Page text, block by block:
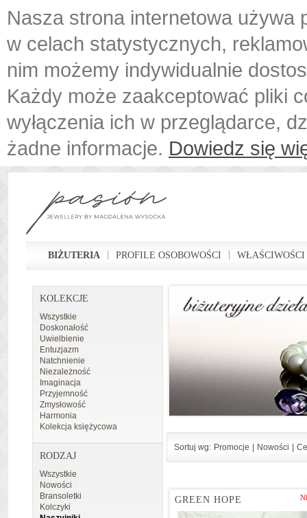
Nasza strona internetowa używa
w celach statystycznych,
nim możemy indywidualnie
Każdy może zaakceptować pliki
wyłączenia ich w przeglądarce,
żadne informacje. Dowiedz się
BIŻUTERIA PROFILE OSOBOWOŚCI
KOLEKCJE
Wszystkie
Doskonałość
Uwielbienie
Entuzjazm
Natchnienie
Niezależność
Imaginacja
Przyjemność
Zmysłowość
Harmonia
Kolekcja księżycowa
RODZAJ
Wszystkie
Nowości
Bransoletki
Kolczyki
Sortuj wg: Promocje Nowości
GREEN HOPE